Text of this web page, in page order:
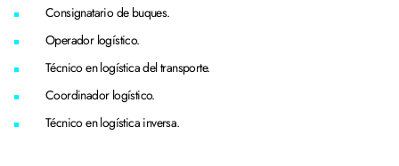
Consignatario de buques.
Operador logístico.
Técnico en logística del transporte.
Coordinador logístico.
Técnico en logística inversa.